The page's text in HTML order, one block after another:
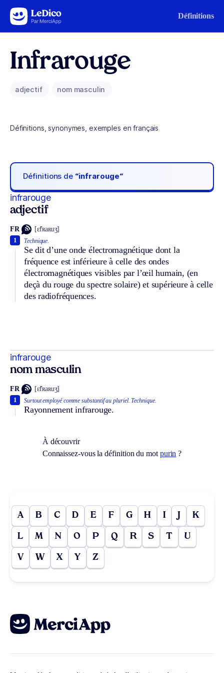
Aller au contenu Définitions
Infrarouge
adjectif nom masculin
Définitions, synonymes, exemples en français
Définitions de “infrarouge“
infrarouge
adjectif
FR [ɛ̃fʀaʀuʒ]
Technique.
Se dit d’une onde électromagnétique dont la
fréquence est inférieure à celle des ondes
électromagnétiques visibles par l’œil humain, (en
deçà du rouge du spectre solaire) et supérieure à celle
des radiofréquences.
1
infrarouge
nom masculin
FR [ɛ̃fʀaʀuʒ]
Surtout employé comme substantif au pluriel. Technique.
Rayonnement infrarouge.
1
À découvrir
Connaissez-vous la définition du mot purin ?
A B C D E F G H I J K
L M N O P Q R S T U
V W X Y Z